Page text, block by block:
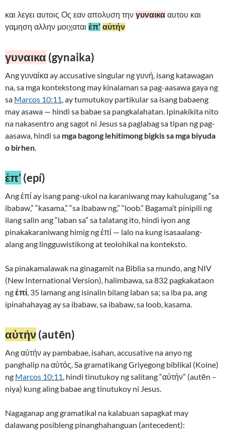
και λεγει αυτοις Ος εαν απολυση την γυναικα αυτου και
γαμηση αλλην μοιχαται ἐπ’ αὐτήν
γυναικα (gynaika)
Ang γυναίκα ay accusative singular ng γυνή, isang katawagan
na, sa mga kontekstong may kinalaman sa pag-aasawa gaya ng
sa Marcos 10:11, ay tumutukoy partikular sa isang babaeng
may asawa — hindi sa babae sa pangkalahatan. Ipinakikita nito
na nakasentro ang sagot ni Jesus sa paglabag sa tipan ng pag-
aasawa, hindi sa mga bagong lehitimong bigkis sa mga biyuda
o birhen.
ἐπ’ (epí)
Ang ἐπί ay isang pang-ukol na karaniwang may kahulugang “sa
ibabaw,” “kasama,” “sa ibabaw ng,” “loob.” Bagama’t pinipili ng
ilang salin ang “laban sa” sa talatang ito, hindi iyon ang
pinakakaraniwang himig ng ἐπί — lalo na kung isasaalang-
alang ang lingguwistikong at teolohikal na konteksto.
Sa pinakamalawak na ginagamit na Biblia sa mundo, ang NIV
(New International Version), halimbawa, sa 832 pagkakataon
ngἐπί, 35 lamang ang isinalin bilang laban sa; sa iba pa, ang
ipinahahayag ay sa ibabaw, sa ibabaw, sa loob, kasama.
αὐτήν(autēn)
Ang αὐτήν ay pambabae, isahan, accusative na anyo ng
panghalip na αὐτός. Sa gramatikang Griyegong biblikal (Koine)
ng Marcos 10:11, hindi tinutukoy ng salitang “αὐτήν” (autēn –
niya) kung aling babae ang tinutukoy ni Jesus.
Nagaganap ang gramatikal na kalabuan sapagkat may
dalawang posibleng pinanghahanguan (antecedent):